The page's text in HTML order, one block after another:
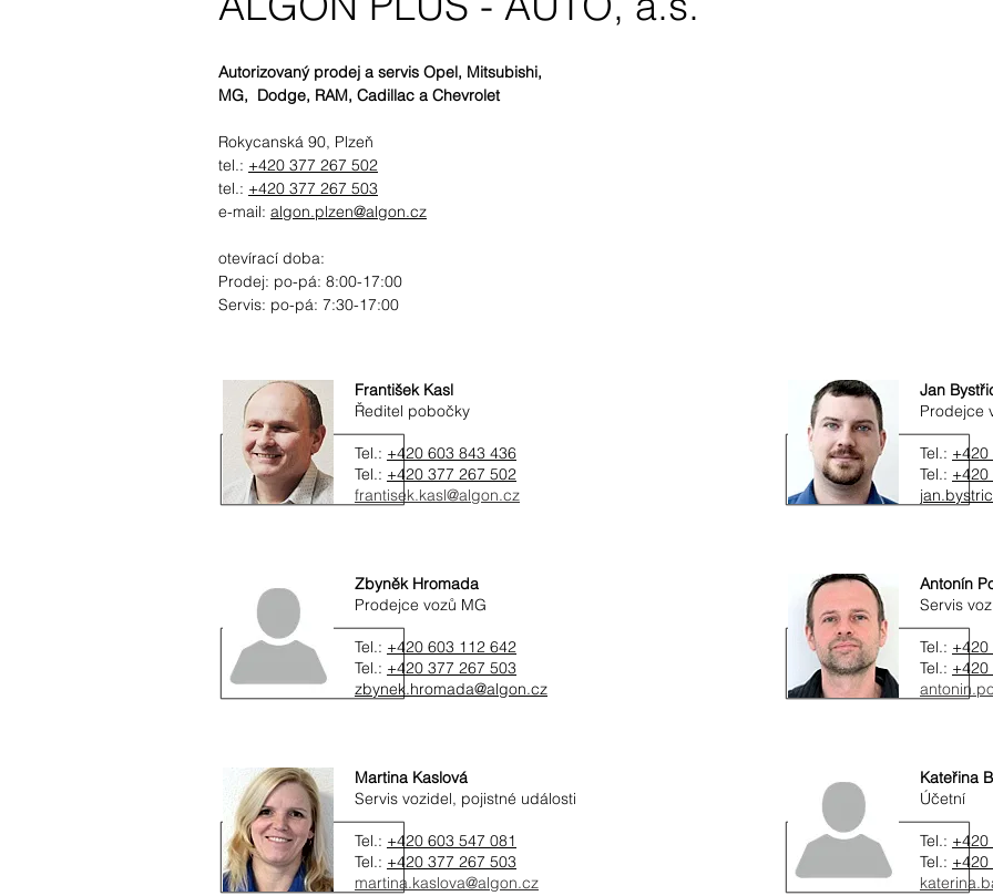
Autorizovaný prodej a servis Opel, Mitsubishi,
MG, Dodge, RAM, Cadillac a Chevrolet
Rokycanská 90, Plzeň
tel.: +420 377 267 502
tel.: +420 377 267 503
e-mail: algon.plzen@algon.cz
otevírací doba:
Prodej: po-pá: 8:00-17:00
Servis: po-pá: 7:30-17:00
František Kasl
Ředitel pobočky
Tel.: +420 603 843 436
Tel.: +420 377 267 502
frantisek.kasl@algon.cz
Zbyněk Hromada
Prodejce vozů MG
Tel.: +420 603 112 642
Tel.: +420 377 267 503
zbynek.hromada@algon.cz
Martina Kaslová
Servis vozidel, pojistné události
Tel.: +420 603 547 081
Tel.: +420 377 267 503
martina.kaslova@algon.cz
Jan
Prodejce
Tel.: +420
Tel.: +420
Antonín
Servis
Tel.: +420
Tel.: +420
Kateřina
Účetní
Tel.: +420
Tel.: +420